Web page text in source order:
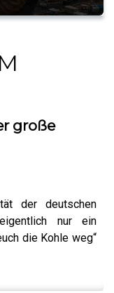
große
der deutschen
nur ein
die Kohle weg“